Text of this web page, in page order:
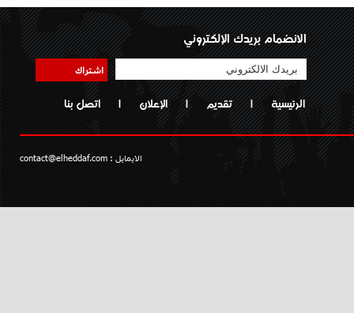
الانضمام بريدك الإلكتروني
اشتراك
الرئيسية | تقديم | الإعلان | اتصل بنا
الايمايل : contact@elheddaf.com